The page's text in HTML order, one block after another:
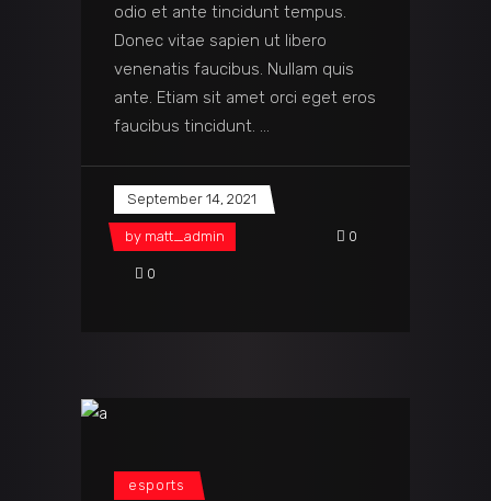
odio et ante tincidunt tempus.
Donec vitae sapien ut libero
venenatis faucibus. Nullam quis
ante. Etiam sit amet orci eget eros
faucibus tincidunt.
September 14, 2021
by matt_admin 0
0
esports